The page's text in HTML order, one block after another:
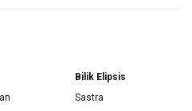
Bilik Elipsis
Sastra